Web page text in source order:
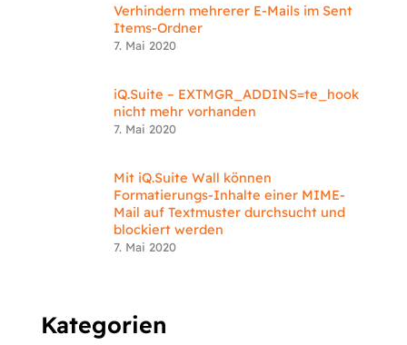
Verhindern mehrerer E-Mails im Sent
Items-Ordner
7. Mai 2020
iQ.Suite – EXTMGR_ADDINS=te_hook
nicht mehr vorhanden
7. Mai 2020
Mit iQ.Suite Wall können
Formatierungs-Inhalte einer MIME-
Mail auf Textmuster durchsucht und
blockiert werden
7. Mai 2020
Kategorien